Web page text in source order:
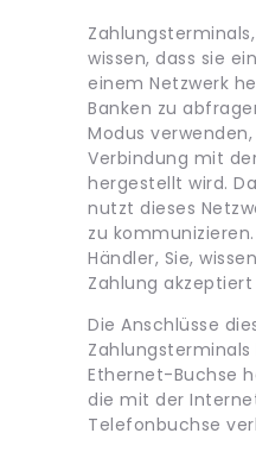
wissen, dass sie
einem Netzwerk
Banken zu
Modus
Verbindung mit
hergestellt wird.
nutzt dieses
zu
Händler, Sie,
Zahlung
Die Anschlüsse
Ethernet-Buchse
die mit der
Telefonbuchse